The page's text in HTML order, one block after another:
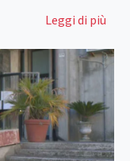
Leggi di più